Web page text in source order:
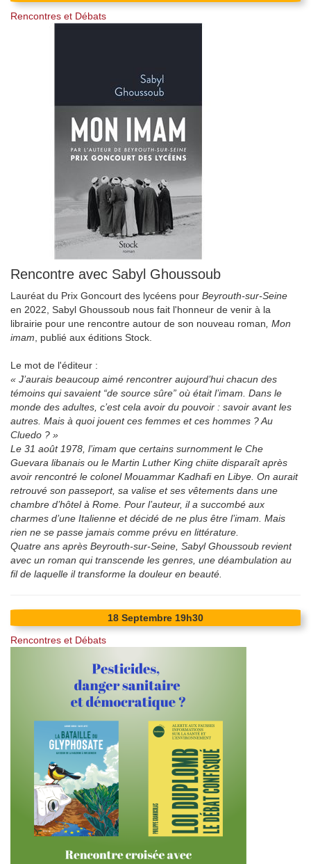
Rencontres et Débats
Rencontre avec Sabyl Ghoussoub
Lauréat du Prix Goncourt des lycéens pour Beyrouth-sur-Seine
en 2022, Sabyl Ghoussoub nous fait l'honneur de venir à la
librairie pour une rencontre autour de son nouveau roman , Mon
imam , publié aux éditions Stock.
Le mot de l'éditeur :
« J’aurais beaucoup aimé rencontrer aujourd’hui chacun des
témoins qui savaient “de source sûre” où était l’imam. Dans le
monde des adultes, c’est cela avoir du pouvoir : savoir avant les
autres. Mais à quoi jouent ces femmes et ces hommes ? Au
Cluedo ? »
Le 31 août 1978, l’imam que certains surnomment le Che
Guevara libanais ou le Martin Luther King chiite disparaît après
avoir rencontré le colonel Mouammar Kadhafi en Libye. On aurait
retrouvé son passeport, sa valise et ses vêtements dans une
chambre d’hôtel à Rome. Pour l’auteur, il a succombé aux
charmes d’une Italienne et décidé de ne plus être l’imam. Mais
rien ne se passe jamais comme prévu en littérature.
Quatre ans après Beyrouth-sur-Seine, Sabyl Ghoussoub revient
avec un roman qui transcende les genres, une déambulation au
fil de laquelle il transforme la douleur en beauté.
18 Septembre 19h30
Rencontres et Débats